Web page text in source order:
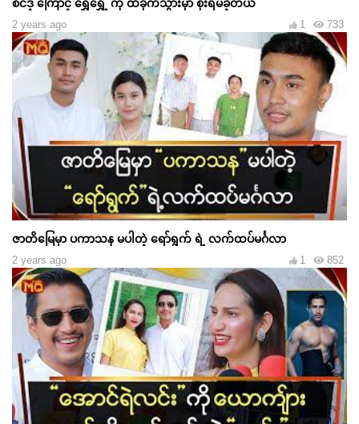
စင်ဒီ့ ကြောင့် ရွှေရွှေ့ ကို ထိခိုက်သွားမှာ စိုးရိမ်ခဲ့တယ်
2 years ago 733
1
ဇာတိမြေမှာ ပကာသန မပါတဲ့ ရော်ရွက် ရဲ့ လက်ထပ်မင်္ဂလာ
2 years ago 852
1